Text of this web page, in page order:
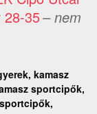
28-35– nem
kamasz
sportcipők,